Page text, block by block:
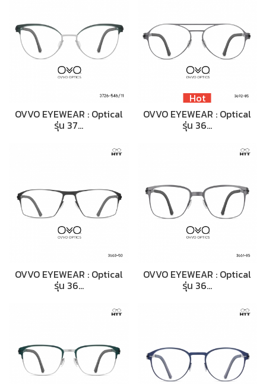
OVVO EYEWEAR : Optical
รุ่น 37…
Hot
OVVO EYEWEAR : Optical
รุ่น 36…
OVVO EYEWEAR : Optical
รุ่น 36…
OVVO EYEWEAR : Optical
รุ่น 36…